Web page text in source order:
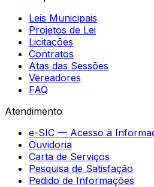
Leis Municipais
Projetos de Lei
Licitações
Contratos
Atas das Sessões
Vereadores
FAQ
Atendimento
e-SIC — Acesso à
Ouvidoria
Carta de Serviços
Pesquisa de Satisfação
Pedido de Informações